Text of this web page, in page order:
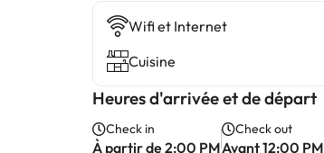
Wifi et Internet
Cuisine
Heures d'arrivée et de départ
Check in
À partir de 2:00 PM
Check out
Avant 12:00 PM